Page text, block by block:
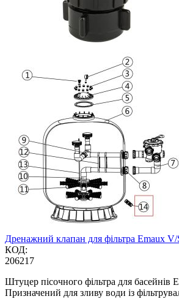
Дренажний клапан для фільтра Emaux
КОД:
206217
Штуцер пісочного фільтра для басейнів
Призначений для зливу води із